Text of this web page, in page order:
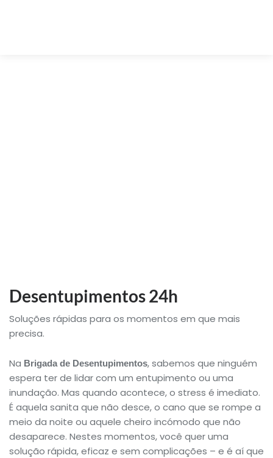
Desentupimentos 24h
Soluções rápidas para os momentos em que mais
precisa.
Na Brigada de Desentupimentos, sabemos que ninguém
espera ter de lidar com um entupimento ou uma
inundação. Mas quando acontece, o stress é imediato.
É aquela sanita que não desce, o cano que se rompe a
meio da noite ou aquele cheiro incómodo que não
desaparece. Nestes momentos, você quer uma
solução rápida, eficaz e sem complicações – e é aí que